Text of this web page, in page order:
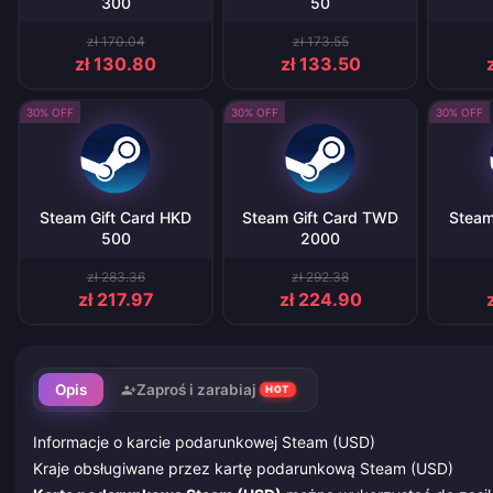
zł 170.04
zł 130.80
zł 173.55
zł 133.50
30% OFF
Steam Gift Card HKD
500
zł 283.36
zł 217.97
30% OFF
Steam Gift Card TWD
2000
zł 292.38
zł 224.90
30% OFF
Opis Zaproś i zarabiaj HOT
Informacje o karcie podarunkowej Steam (USD)
Kraje obsługiwane przez kartę podarunkową Steam (USD)